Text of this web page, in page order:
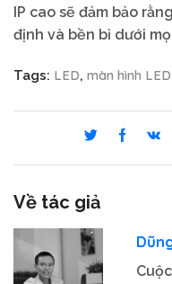
IP cao sẽ đảm bảo
định và bền bỉ dưới
Tags: LED, màn hình LED
Về tác giả